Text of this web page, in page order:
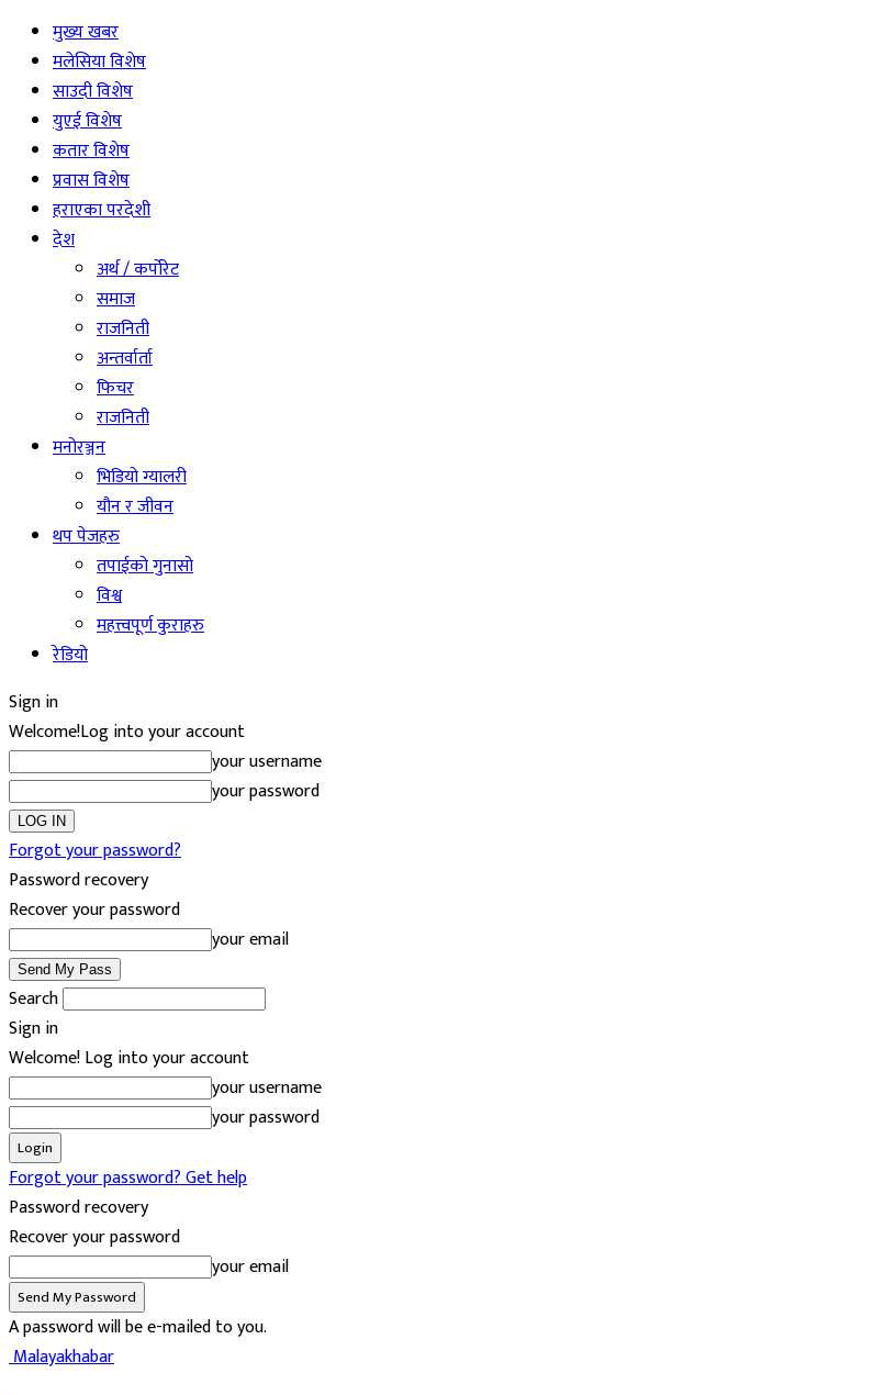
मुख्य खबर
मलेसिया विशेष
साउदी विशेष
युएई विशेष
कतार विशेष
प्रवास विशेष
हराएका परदेशी
देश
अर्थ / कर्पोरेट
समाज
राजनिती
अन्तर्वार्ता
फिचर
राजनिती
मनोरञ्जन
भिडियो ग्यालरी
यौन र जीवन
थप पेजहरु
तपाईको गुनासो
विश्व
महत्त्वपूर्ण कुराहरु
रेडियो
Sign in
Welcome!Log into your account
your username
your password
Forgot your password?
Password recovery
Recover your password
your email
Search
Sign in
Welcome! Log into your account
your username
your password
Forgot your password? Get help
Password recovery
Recover your password
your email
A password will be e-mailed to you.
Malayakhabar